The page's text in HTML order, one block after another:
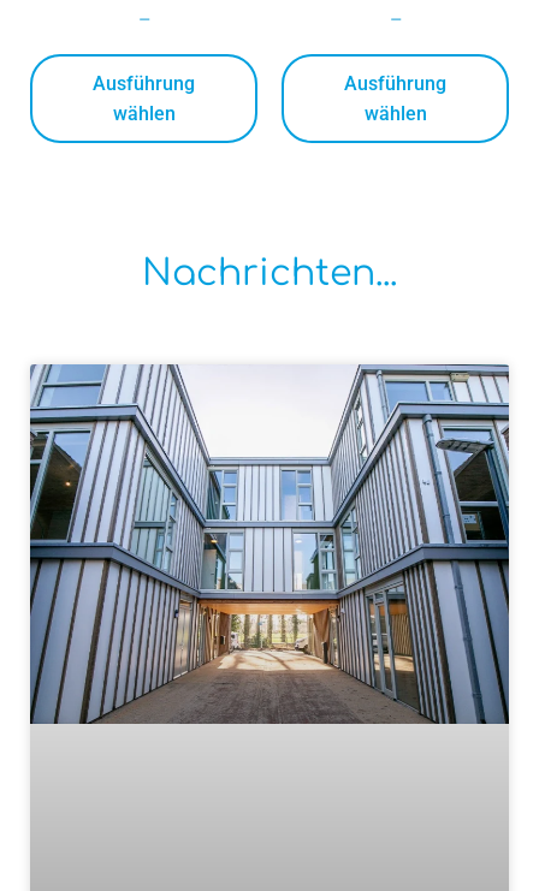
–
Ausführung
wählen
–
Ausführung
wählen
Nachrichten...